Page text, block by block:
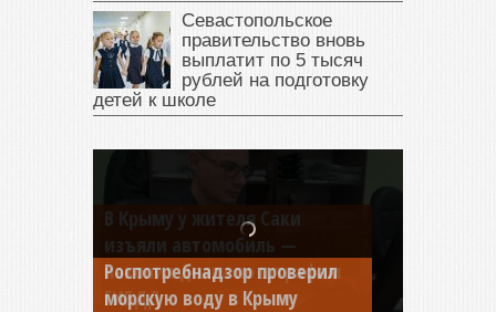
Севастопольское
правительство вновь
выплатит по 5 тысяч
рублей на подготовку
детей к школе
В Крыму у жителя Саки
изъяли автомобиль —
накопил долги по штрафам
ГИБДД